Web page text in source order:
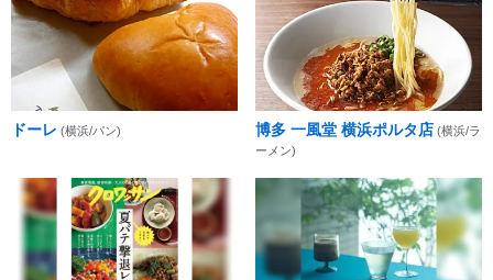
ドーレ (横浜/パン) 博多 一風堂 横浜ポルタ店 (横浜/ラ
ーメン)